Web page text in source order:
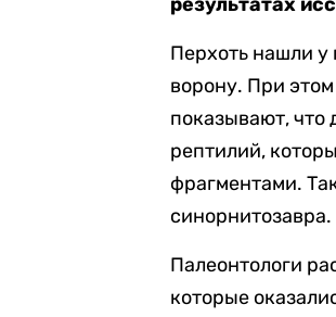
Перхоть нашли у
ворону. При
показывают, что
рептилий,
фрагментами.
синорнитозавра.
Палеонтологи
которые